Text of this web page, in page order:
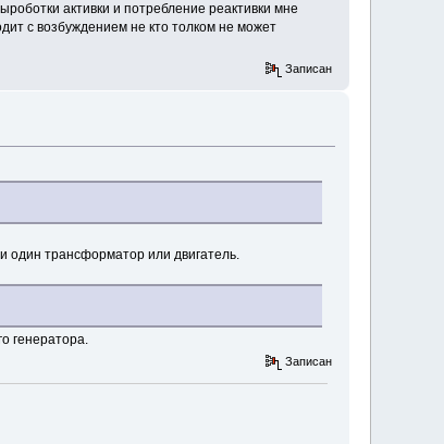
активки и потребление реактивки мне
с возбуждением не кто толком не может
Записан
один трансформатор или двигатель.
генератора.
Записан